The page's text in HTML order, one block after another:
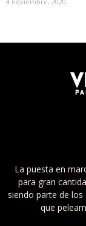
La puesta en
para gran
siendo parte de
que